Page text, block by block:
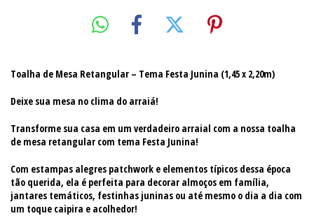
Toalha de Mesa Retangular – Tema Festa Junina (1,45 x 2,20m)
Deixe sua mesa no clima do arraiá!
Transforme sua casa em um verdadeiro arraial com a nossa toalha
de mesa retangular com tema Festa Junina!
Com estampas alegres patchwork e elementos típicos dessa época
tão querida, ela é perfeita para decorar almoços em família,
jantares temáticos, festinhas juninas ou até mesmo o dia a dia com
um toque caipira e acolhedor!